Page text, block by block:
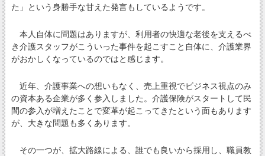
た」という身勝手な甘えた発言もしているようです。
本人自体に問題はありますが、利用者の快適な老後を支えるべ
き介護スタッフがこういった事件を起こすこと自体に、介護業界
がおかしくなっているのではと感じます。
近年、介護事業への想いもなく、売上重視でビジネス視点のみ
の資本ある企業が多く参入しました。介護保険がスタートして民
間の参入が増えたことで変革が起こってきたという面もあります
が、大きな問題も多くあります。
その一つが、拡大路線による、誰でも良いから採用し、職員教